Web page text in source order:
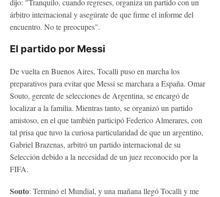
dijo: "Tranquilo, cuando regreses, organiza un partido con un
árbitro internacional y asegúrate de que firme el informe del
encuentro. No te preocupes".
El partido por Messi
De vuelta en Buenos Aires, Tocalli puso en marcha los
preparativos para evitar que Messi se marchara a España. Omar
Souto, gerente de selecciones de Argentina, se encargó de
localizar a la familia. Mientras tanto, se organizó un partido
amistoso, en el que también participó Federico Almerares, con
tal prisa que tuvo la curiosa particularidad de que un argentino,
Gabriel Brazenas, arbitró un partido internacional de su
Selección debido a la necesidad de un juez reconocido por la
FIFA.
Souto: Terminó el Mundial, y una mañana llegó Tocalli y me